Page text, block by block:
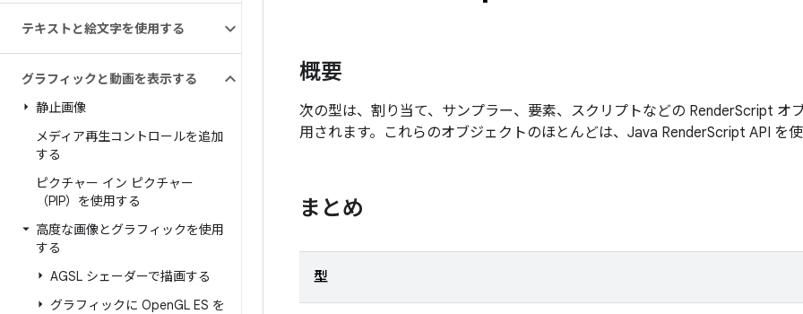
テキストと絵文字を使用する
グラフィックと動画を表示する
静止画像
メディア再生コントロールを追加
する
ピクチャー イン ピクチャー
（PIP）を使用する
高度な画像とグラフィックを使用
する
AGSL シェーダーで描画する
グラフィックに OpenGL ES を
概要
次の型は、割り当て、サンプラー、要素、スクリプトなどの RenderScript オ
用されます。これらのオブジェクトのほとんどは、Java RenderScript API を
まとめ
型